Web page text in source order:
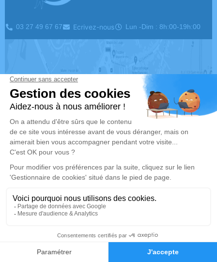
03 27 49 67 67 Ecrivez-nous Lun -Dim : 8h:00-19h:00
a:hover{ color: #F6D8F3; } Mentions légals
plan du site
Charte d'utilisation des données personnelles
Réalisation et référencement par
Politique de traitement des données personnelles
Politique d’utilisation des cookies